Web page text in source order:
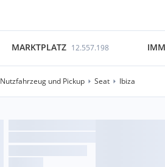
MARKTPLATZ 12.557.198
Nutzfahrzeug und Pickup Seat Ibiza